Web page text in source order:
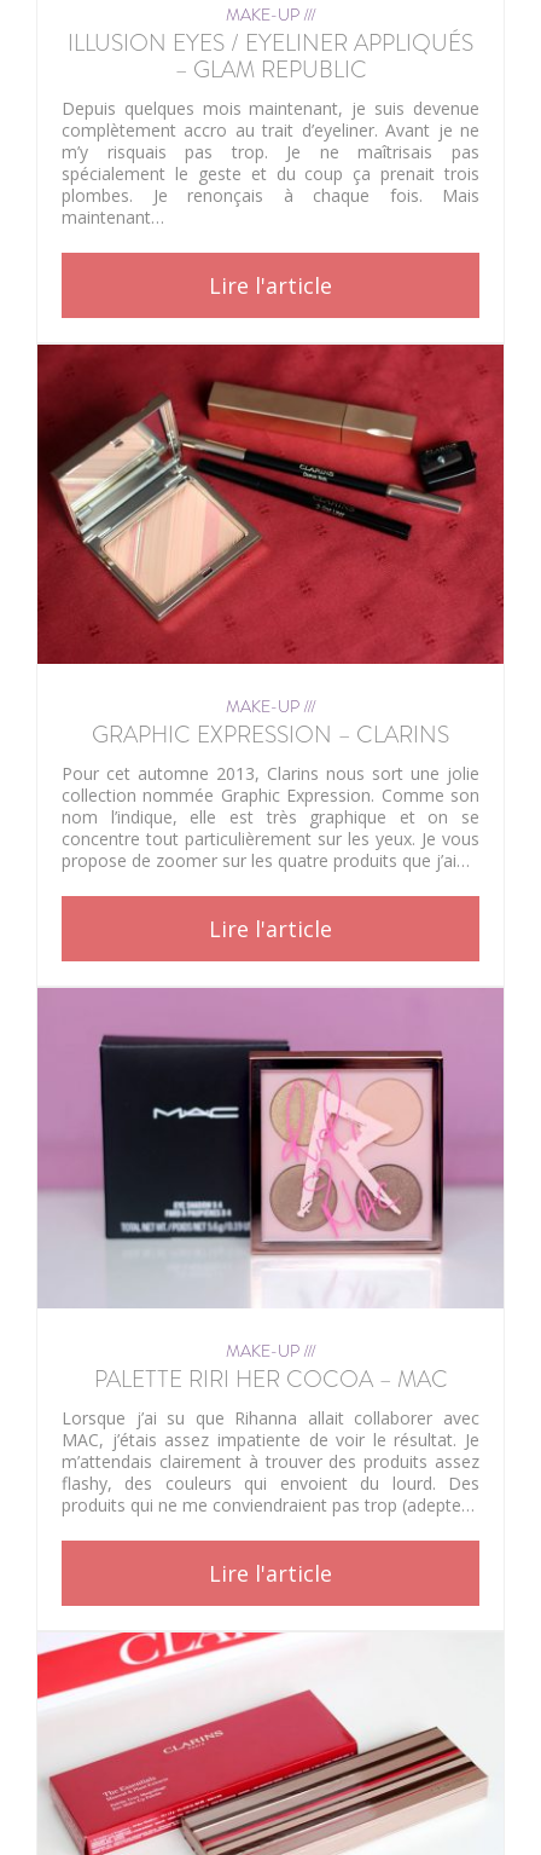
MAKE-UP ///
ILLUSION EYES / EYELINER APPLIQUÉS
– GLAM REPUBLIC
Depuis quelques mois maintenant, je suis devenue
complètement accro au trait d’eyeliner. Avant je ne
m’y risquais pas trop. Je ne maîtrisais pas
spécialement le geste et du coup ça prenait trois
plombes. Je renonçais à chaque fois. Mais
maintenant…
Lire l'article
MAKE-UP ///
GRAPHIC EXPRESSION – CLARINS
Pour cet automne 2013, Clarins nous sort une jolie
collection nommée Graphic Expression. Comme son
nom l’indique, elle est très graphique et on se
concentre tout particulièrement sur les yeux. Je vous
propose de zoomer sur les quatre produits que j’ai…
Lire l'article
MAKE-UP ///
PALETTE RIRI HER COCOA – MAC
Lorsque j’ai su que Rihanna allait collaborer avec
MAC, j’étais assez impatiente de voir le résultat. Je
m’attendais clairement à trouver des produits assez
flashy, des couleurs qui envoient du lourd. Des
produits qui ne me conviendraient pas trop (adepte…
Lire l'article